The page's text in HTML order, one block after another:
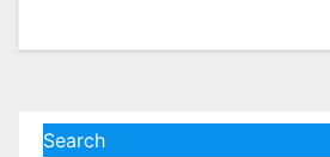
Search